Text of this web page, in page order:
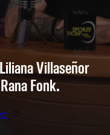
Villaseñor
Fonk.